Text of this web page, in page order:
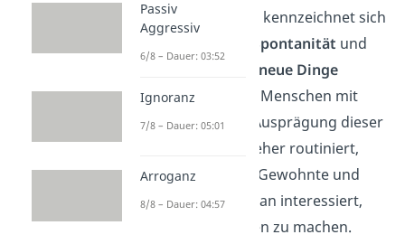
Diese Dimension kennzeichnet sich
Spontanität und
neue Dinge
auszuprobieren. Menschen mit
einer niedrigen Ausprägung dieser
Dimension sind eher routiniert,
bevorzugen das Gewohnte und
sind weniger daran interessiert,
neue Erfahrungen zu machen.
Passiv
Aggressiv
6/8 – Dauer: 03:52
Ignoranz
7/8 – Dauer: 05:01
Arroganz
8/8 – Dauer: 04:57